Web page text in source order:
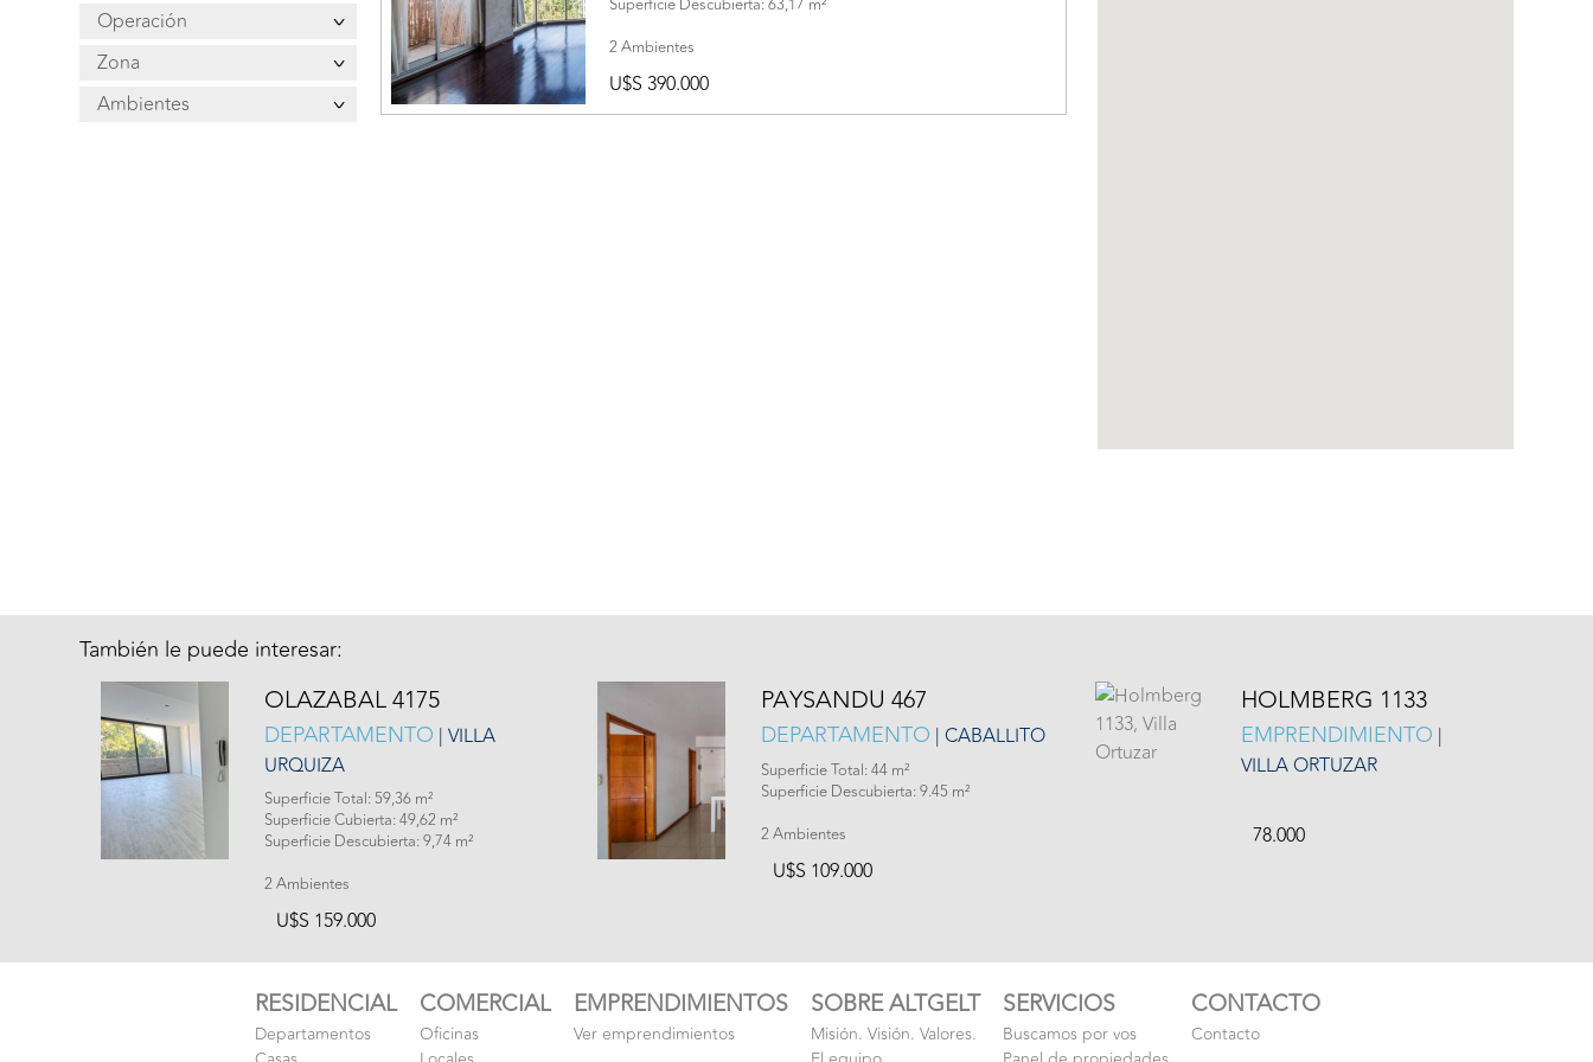
Operación
Zona
Ambientes
Superficie Descubierta: 63,17 m²
2 Ambientes
U$S 390.000
También le puede interesar:
OLAZABAL 4175
DEPARTAMENTO | VILLA
URQUIZA
Superficie Total: 59,36 m²
Superficie Cubierta: 49,62 m²
Superficie Descubierta: 9,74 m²
2 Ambientes
U$S 159.000
PAYSANDU 467
DEPARTAMENTO | CABALLITO
Superficie Total: 44 m²
Superficie Descubierta: 9.45 m²
2 Ambientes
U$S 109.000
HOLMBERG 1133
EMPRENDIMIENTO |
VILLA ORTUZAR
78.000
RESIDENCIAL
Departamentos
COMERCIAL
Oficinas
EMPRENDIMIENTOS
Ver emprendimientos
SOBRE ALTGELT
Misión. Visión. Valores.
SERVICIOS
Buscamos por vos
CONTACTO
Contacto